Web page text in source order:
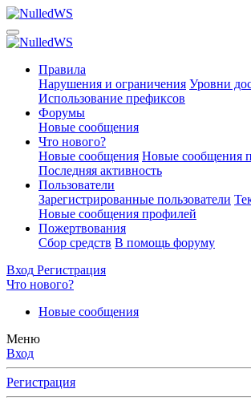
Правила
Нарушения и ограничения Уровни
Использование префиксов
Форумы
Новые сообщения
Что нового?
Новые сообщения Новые сообщения
Последняя активность
Пользователи
Зарегистрированные пользователи
Новые сообщения профилей
Пожертвования
Сбор средств В помощь форуму
Вход Регистрация
Что нового?
Новые сообщения
Меню
Вход
Регистрация